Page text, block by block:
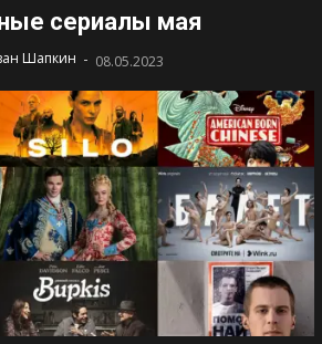
сериалы мая
Шапкин - 08.05.2023